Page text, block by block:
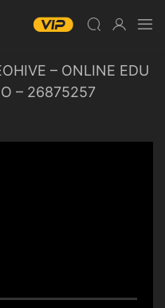
– ONLINE EDU
– 26875257